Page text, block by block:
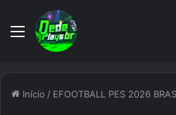
Menu
Início / EFOOTBALL PES 2026